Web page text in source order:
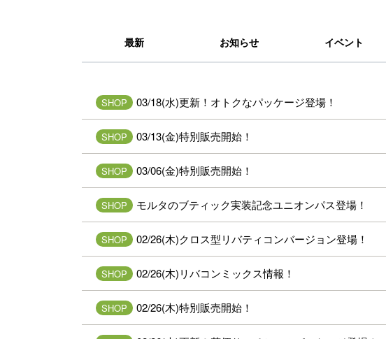
最新 お知らせ イベント
SHOP 03/18(水)更新！オトクなパッケージ登場！
SHOP 03/13(金)特別販売開始！
SHOP 03/06(金)特別販売開始！
SHOP モルタのブティック実装記念ユニオンパス登場！
SHOP 02/26(木)クロス型リバティコンバージョン登場！
SHOP 02/26(木)リバコンミックス情報！
SHOP 02/26(木)特別販売開始！